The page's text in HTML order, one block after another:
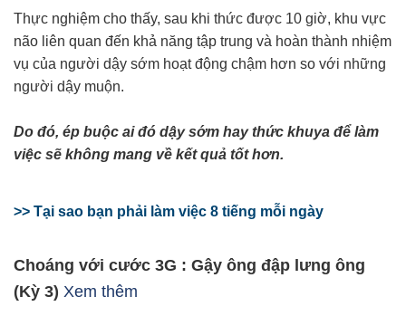
Thực nghiệm cho thấy, sau khi thức được 10 giờ, khu vực
não liên quan đến khả năng tập trung và hoàn thành nhiệm
vụ của người dậy sớm hoạt động chậm hơn so với những
người dậy muộn.
Do đó, ép buộc ai đó dậy sớm hay thức khuya để làm
việc sẽ không mang về kết quả tốt hơn.
>> Tại sao bạn phải làm việc 8 tiếng mỗi ngày
Choáng với cước 3G : Gậy ông đập lưng ông
(Kỳ 3) Xem thêm